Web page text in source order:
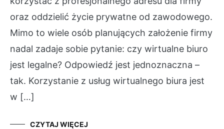
oraz oddzielić życie prywatne od zawodowego.
Mimo to wiele osób planujących założenie firmy
nadal zadaje sobie pytanie: czy wirtualne biuro
jest legalne? Odpowiedź jest jednoznaczna –
tak. Korzystanie z usług wirtualnego biura jest
w […]
CZYTAJ WIĘCEJ